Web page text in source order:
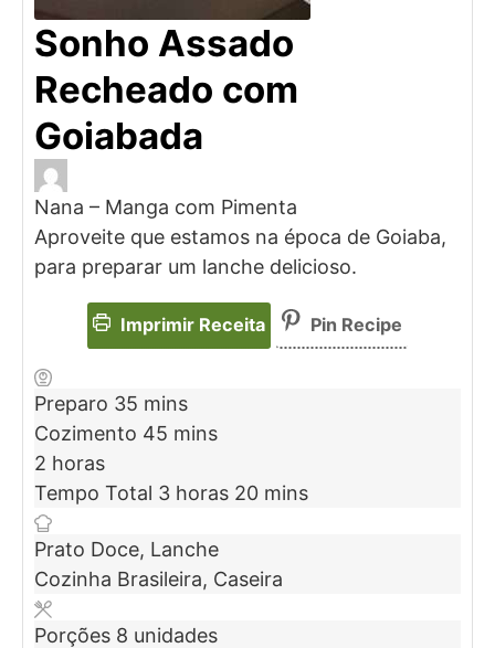
Sonho Assado
Recheado com
Goiabada
Nana – Manga com Pimenta
Aproveite que estamos na época de Goiaba,
para preparar um lanche delicioso.
Imprimir Receita Pin Recipe
Preparo 35 mins
Cozimento 45 mins
2 horas
Tempo Total 3 horas 20 mins
Prato Doce, Lanche
Cozinha Brasileira, Caseira
Porções 8 unidades